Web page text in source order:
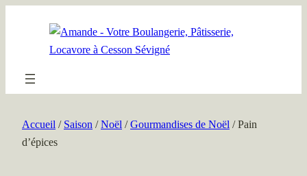
Accueil / Saison /Noël /Gourmandises de Noël / Pain
d’épices